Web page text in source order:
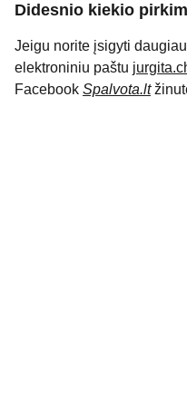
Didesnio kiekio
Jeigu norite įsigyti
elektroniniu paštu
Facebook Spalvota.lt